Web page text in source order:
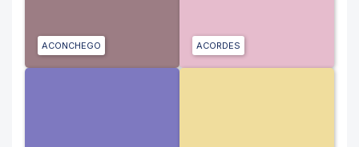
ACONCHEGO ACORDES